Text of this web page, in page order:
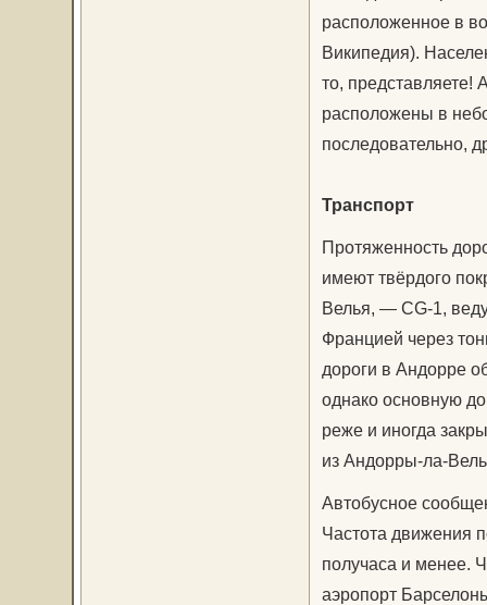
расположенное в
Википедия).
то, представляете!
расположены в
последовательно,
Транспорт
Протяженность
имеют твёрдого
Велья, — CG-1,
Францией через
дороги в Андорре
однако основную
реже и иногда
из Андорры-ла-
Автобусное
Частота движения
получаса и менее.
аэропорт